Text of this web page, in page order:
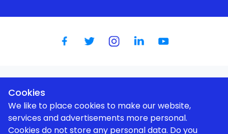
Dutch|English
Cookies
We like to place cookies to make our website,
services and advertisements more personal.
Cookies do not store any personal data. Do you